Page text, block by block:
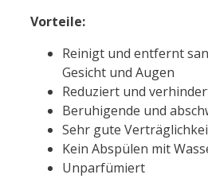
Vorteile:
Reinigt und entfernt
Gesicht und Augen
Reduziert und
Beruhigende und
Sehr gute
Kein Abspülen mit
Unparfümiert